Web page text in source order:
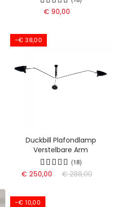
€ 90,00
-€ 38,00
Duckbill Plafondlamp
Verstelbare Arm
(18)
€ 250,00 € 288,00
-€ 10,00